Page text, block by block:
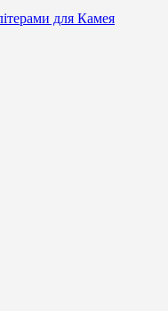
для Камея